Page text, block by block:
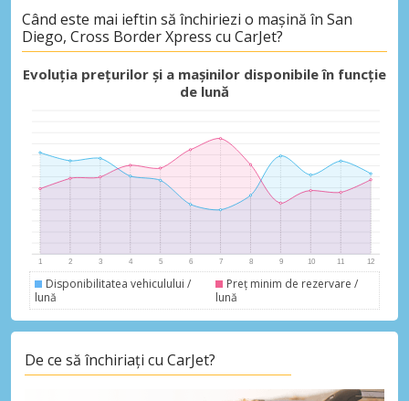
Când este mai ieftin să închiriezi o mașină în San
Diego, Cross Border Xpress cu CarJet?
Evoluția prețurilor și a mașinilor disponibile în funcție
de lună
Disponibilitatea vehiculului /
lună
Preț minim de rezervare /
lună
De ce să închiriați cu CarJet?